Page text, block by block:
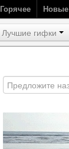
Горячее Новые
Лучшие гифки